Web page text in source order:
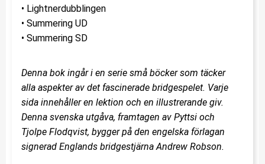
• Lightnerdubblingen
• Summering UD
• Summering SD
Denna bok ingår i en serie små böcker som täcker
alla aspekter av det fascinerade bridgespelet. Varje
sida innehåller en lektion och en illustrerande giv.
Denna svenska utgåva, framtagen av Pyttsi och
Tjolpe Flodqvist, bygger på den engelska förlagan
signerad Englands bridgestjärna Andrew Robson.